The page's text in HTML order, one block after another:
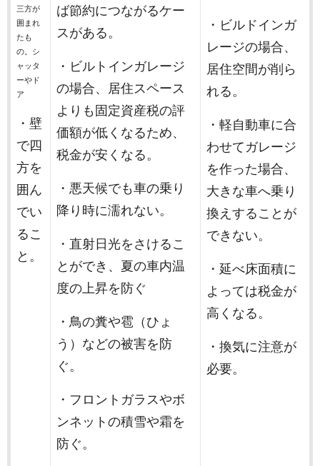
三方が
囲まれ
たも
の。シ
ャッタ
ーやド
ア
・壁
で四
方を
囲ん
でい
るこ
と。
ば節約につながるケー
スがある。
・ビルトインガレージ
の場合、居住スペース
よりも固定資産税の評
価額が低くなるため、
税金が安くなる。
・悪天候でも車の乗り
降り時に濡れない。
・直射日光をさけるこ
とができ、夏の車内温
度の上昇を防ぐ
・鳥の糞や雹（ひょ
う）などの被害を防
ぐ。
・フロントガラスやボ
ンネットの積雪や霜を
防ぐ。
・ビルドインガ
レージの場合、
居住空間が削ら
れる。
・軽自動車に合
わせてガレージ
を作った場合、
大きな車へ乗り
換えすることが
できない。
・延べ床面積に
よっては税金が
高くなる。
・換気に注意が
必要。